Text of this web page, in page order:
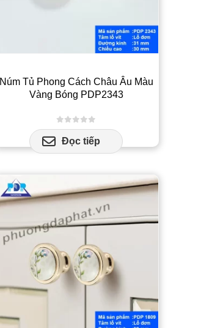
Núm Tủ Phong Cách Châu Âu Màu
Vàng Bóng PDP2343
0out of 5
Đọc tiếp